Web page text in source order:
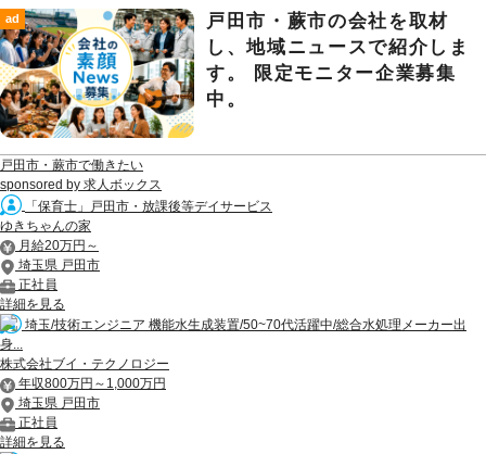
ad
戸田市・蕨市の会社を取材
し、地域ニュースで紹介しま
す。 限定モニター企業募集
中。
戸田市・蕨市で働きたい
sponsored by 求人ボックス
「保育士」戸田市・放課後等デイサービス
ゆきちゃんの家
月給20万円～
埼玉県 戸田市
正社員
詳細を見る
埼玉/技術エンジニア 機能水生成装置/50~70代活躍中/総合水処理メーカー出
身...
株式会社ブイ・テクノロジー
年収800万円～1,000万円
埼玉県 戸田市
正社員
詳細を見る